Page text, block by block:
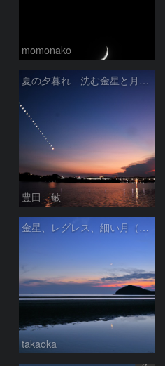
momonako
夏の夕暮れ 沈む金星と月 2026/7/20
豊田 敏
金星、レグレス、細い月（７月１６日）
takaoka